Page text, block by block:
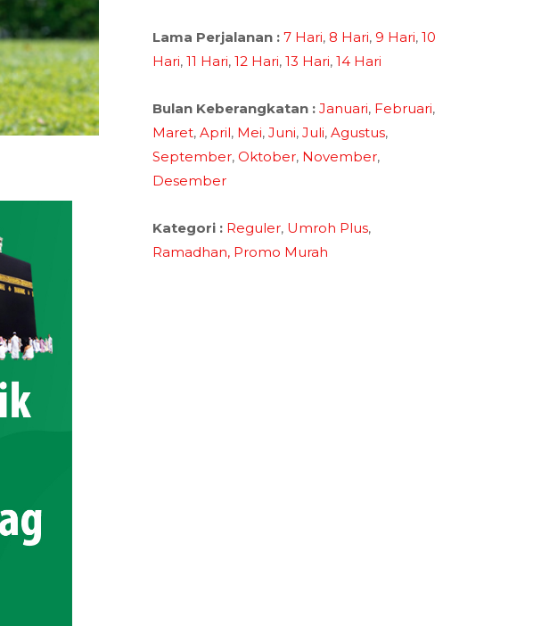
Lama Perjalanan : 7 Hari, 8 Hari, 9 Hari, 10
Hari, 11 Hari, 12 Hari, 13 Hari, 14 Hari
Bulan Keberangkatan : Januari, Februari,
Maret, April, Mei, Juni, Juli, Agustus,
September, Oktober, November,
Desember
Kategori : Reguler, Umroh Plus,
Ramadhan, Promo Murah